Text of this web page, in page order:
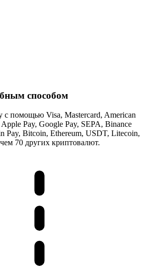
способом
с помощью Visa, Mastercard, American
Pay, Google Pay, SEPA, Binance
Pay, Bitcoin, Ethereum, USDT, Litecoin,
70 других криптовалют.